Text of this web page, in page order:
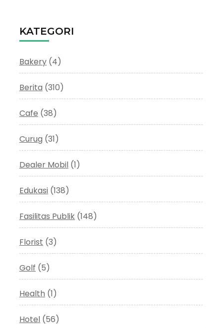
KATEGORI
Bakery (4)
Berita (310)
Cafe (38)
Curug (31)
Dealer Mobil (1)
Edukasi (138)
Fasilitas Publik (148)
Florist (3)
Golf (5)
Health (1)
Hotel (56)